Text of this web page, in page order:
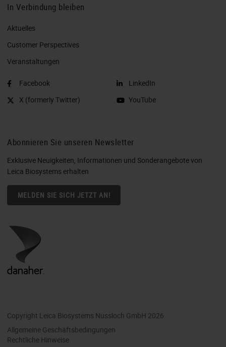
In Verbindung bleiben
Aktuelles
Customer Perspectives​
Veranstaltungen
Facebook
X (formerly Twitter)
LinkedIn
YouTube
Abonnieren Sie unseren Newsletter
Exklusive Neuigkeiten, Informationen und Sonderangebote von
Leica Biosystems erhalten
MELDEN SIE SICH JETZT AN!
Copyright Leica Biosystems Nussloch GmbH 2026
Allgemeine Geschäftsbedingungen
Rechtliche Hinweise